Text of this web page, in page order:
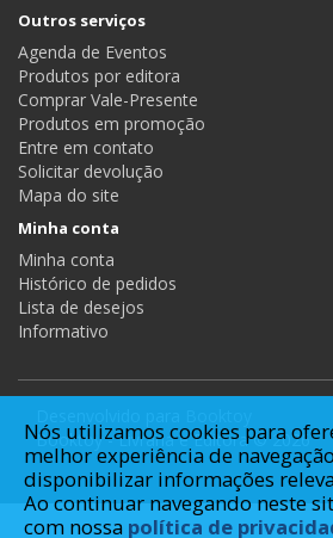
Outros serviços
Agenda de Eventos
Produtos por editora
Comprar Vale-Presente
Produtos em promoção
Entre em contato
Solicitar devolução
Mapa do site
Minha conta
Minha conta
Histórico de pedidos
Lista de desejos
Informativo
Booktoy - Livraria e Editora © 2026
Nós utilizamos cookies para
melhor experiência de
disponibilizar informações
Ao continuar navegando neste
com nossa política de